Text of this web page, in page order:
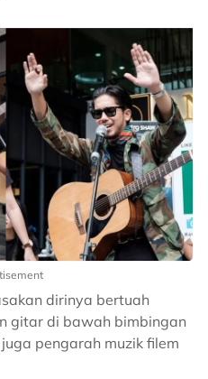
dirinya bertuah
gitar di bawah bimbingan
pengarah muzik filem